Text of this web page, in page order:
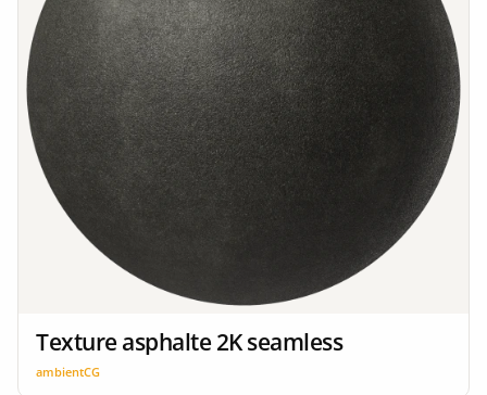
Texture asphalte 2K seamless
ambientCG